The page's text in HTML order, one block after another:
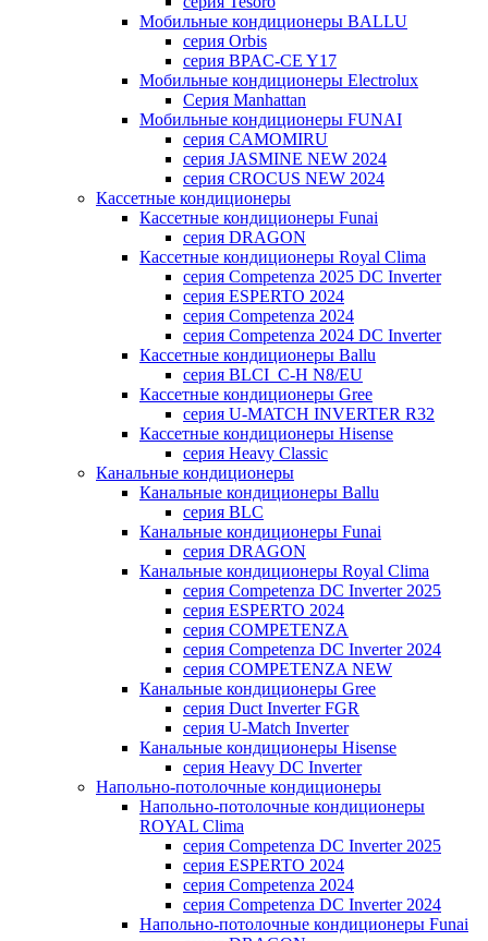
Мобильные кондиционеры BALLU
серия Orbis
серия BPAC-CE Y17
Мобильные кондиционеры Electrolux
Cерия Manhattan
Мобильные кондиционеры FUNAI
серия CAMOMIRU
серия JASMINE NEW 2024
серия CROCUS NEW 2024
Кассетные кондиционеры
Кассетные кондиционеры Funai
серия DRAGON
Кассетные кондиционеры Royal Clima
серия Competenza 2025 DC Inverter
серия ESPERTO 2024
серия Competenza 2024
серия Competenza 2024 DC Inverter
Кассетные кондиционеры Ballu
серия BLCI_C-H N8/EU
Кассетные кондиционеры Gree
серия U-MATCH INVERTER R32
Кассетные кондиционеры Hisense
серия Heavy Classic
Канальные кондиционеры
Канальные кондиционеры Ballu
серия BLC
Канальные кондиционеры Funai
серия DRAGON
Канальные кондиционеры Royal Clima
серия Competenza DC Inverter 2025
серия ESPERTO 2024
серия COMPETENZA
серия Competenza DC Inverter 2024
серия COMPETENZA NEW
Канальные кондиционеры Gree
серия Duct Inverter FGR
серия U-Match Inverter
Канальные кондиционеры Hisense
серия Heavy DC Inverter
Напольно-потолочные кондиционеры
Напольно-потолочные кондиционеры
ROYAL Clima
серия Competenza DC Inverter 2025
серия ESPERTO 2024
серия Competenza 2024
серия Competenza DC Inverter 2024
Напольно-потолочные кондиционеры Funai